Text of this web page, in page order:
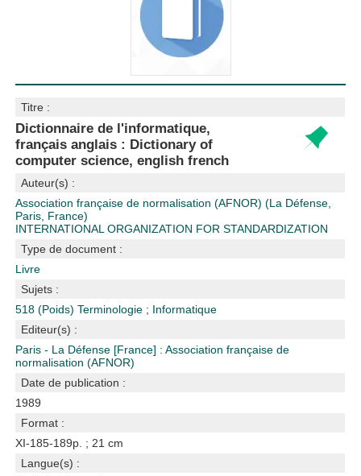
Titre :
Dictionnaire de l'informatique,
français anglais : Dictionary of
computer science, english french
Auteur(s) :
Association française de normalisation (AFNOR) (La Défense,
Paris, France)
INTERNATIONAL ORGANIZATION FOR STANDARDIZATION
Type de document :
Livre
Sujets :
518 (Poids)Terminologie ; Informatique
Editeur(s) :
Paris - La Défense [France] : Association française de
normalisation (AFNOR)
Date de publication :
1989
Format :
XI-185-189p. ; 21 cm
Langue(s) :